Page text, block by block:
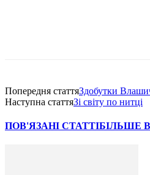
Попередня статтяЗдобутки
Наступна статтяЗі світу по нитці
ПОВ'ЯЗАНІ СТАТТІБІЛЬШЕ